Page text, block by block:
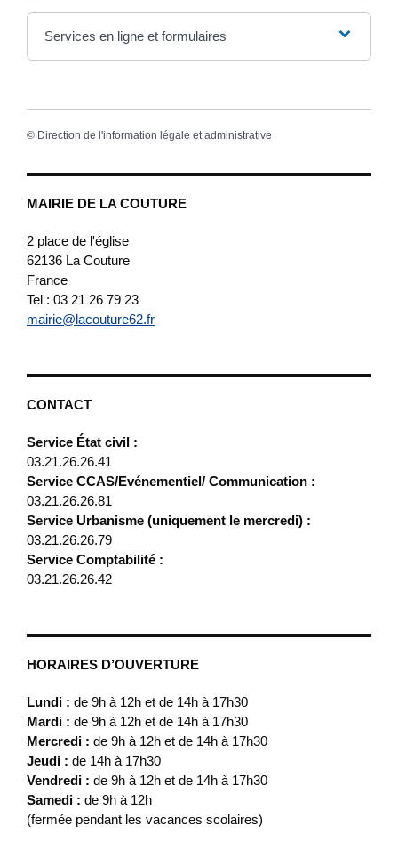
MAIRIE DE LA COUTURE
2 place de l'église
62136 La Couture
France
Tel : 03 21 26 79 23
mairie@lacouture62.fr
CONTACT
Service État civil :
03.21.26.26.41
Service CCAS/Evénementiel/ Communication :
03.21.26.26.81
Service Urbanisme (uniquement le mercredi) :
03.21.26.26.79
Service Comptabilité :
03.21.26.26.42
HORAIRES D’OUVERTURE
Lundi : de 9h à 12h et de 14h à 17h30
Mardi : de 9h à 12h et de 14h à 17h30
Mercredi : de 9h à 12h et de 14h à 17h30
Jeudi : de 14h à 17h30
Vendredi : de 9h à 12h et de 14h à 17h30
Samedi : de 9h à 12h
(fermée pendant les vacances scolaires)
Services en ligne et formulaires
© Direction de l'information légale et administrative